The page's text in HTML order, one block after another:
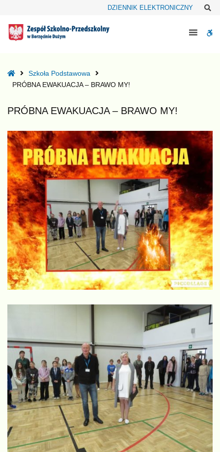
EWAKUACJA
DZIENNIK ELEKTRONICZNY
HomeSzkoła Podstawowa
PRÓBNA EWAKUACJA – BRAWO MY!
PRÓBNA EWAKUACJA – BRAWO MY!